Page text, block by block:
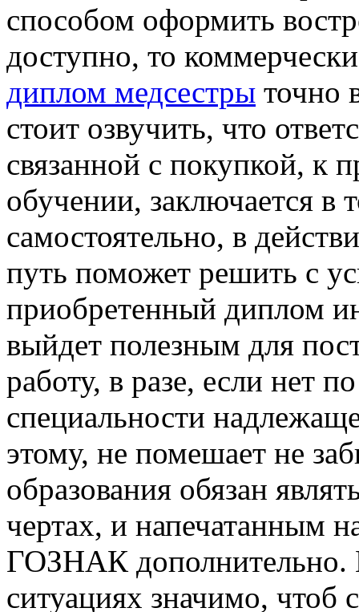
способом оформить
доступно, то
диплом медсестры точно
стоит озвучить, что
связанной с покупкой, к
обучении, заключается в
самостоятельно, в
путь поможет решить с
приобретенный диплом
выйдет полезным для
работу, в разе, если нет
специальности
этому, не помешает не
образования обязан
чертах, и напечатанным
ГОЗНАК дополнительно.
ситуациях значимо, чтоб